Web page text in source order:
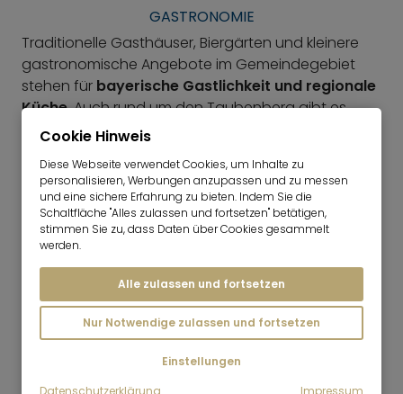
GASTRONOMIE
Traditionelle Gasthäuser, Biergärten und kleinere
gastronomische Angebote im Gemeindegebiet
stehen für bayerische Gastlichkeit und regionale
Küche. Auch rund um den Taubenberg gibt es
Möglichkeiten zur Einkehr. Damit verbindet
bodenständigen Gastronomie, die gut zum
ländlichen Charakter der Wohnlagepasst.
Der Badeweiher im Ort sowie die Wege rund um
den Taubenberg bieten gute Voraussetzungen
zumSchwimmen, Wandern und Radfahren. Viele
Aktivitäten beginnen praktisch vor der Haustür und
machen Osterwarngau besonders für Menschen
Cookie Hinweis
Diese Webseite verwendet Cookies, um Inhalte zu
personalisieren, Werbungen anzupassen und zu messen
und eine sichere Erfahrung zu bieten. Indem Sie die
Schaltfläche "Alles zulassen und fortsetzen" betätigen,
stimmen Sie zu, dass Daten über Cookies gesammelt
werden.
Alle zulassen und fortsetzen
Nur Notwendige zulassen und fortsetzen
Einstellungen
Datenschutzerklärung
Impressum